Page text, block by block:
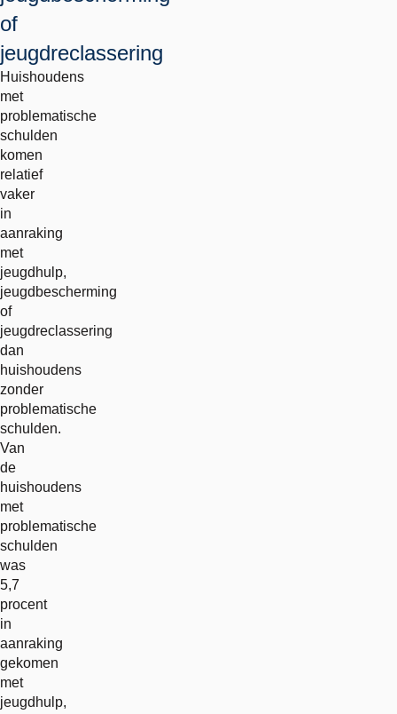
of
jeugdreclassering
Huishoudens
met
problematische
schulden
komen
relatief
vaker
in
aanraking
met
jeugdhulp,
jeugdbescherming
of
jeugdreclassering
dan
huishoudens
zonder
problematische
schulden.
Van
de
huishoudens
met
problematische
schulden
was
5,7
procent
in
aanraking
gekomen
met
jeugdhulp,